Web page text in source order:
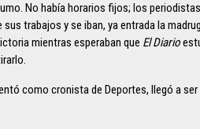
No había horarios fijos; los
trabajos y se iban, ya entrada la
mientras esperaban que El Diario
como cronista de Deportes, llegó a